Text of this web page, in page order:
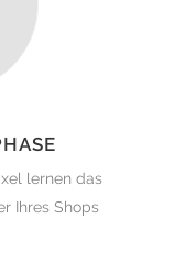
lernen das
Ihres Shops